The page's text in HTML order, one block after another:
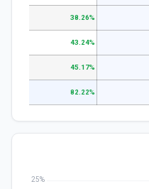
38.26%
43.24%
45.17%
82.22%